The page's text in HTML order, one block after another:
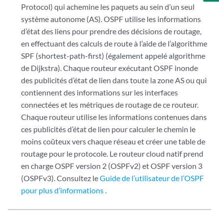
Protocol) qui achemine les paquets au sein d’un seul
système autonome (AS). OSPF utilise les informations
d’état des liens pour prendre des décisions de routage,
en effectuant des calculs de route à l’aide de l’algorithme
SPF (shortest-path-first) (également appelé algorithme
de Dijkstra). Chaque routeur exécutant OSPF inonde
des publicités d’état de lien dans toute la zone AS ou qui
contiennent des informations sur les interfaces
connectées et les métriques de routage de ce routeur.
Chaque routeur utilise les informations contenues dans
ces publicités d’état de lien pour calculer le chemin le
moins coûteux vers chaque réseau et créer une table de
routage pour le protocole. Le routeur cloud natif prend
en charge OSPF version 2 (OSPFv2) et OSPF version 3
(OSPFv3). Consultez leGuide de l’utilisateur de l’OSPF
pour plus d’informations .